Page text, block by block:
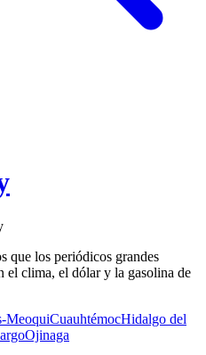
que los periódicos grandes
el clima, el dólar y la gasolina de
MeoquiCuauhtémocHidalgo del
Ojinaga